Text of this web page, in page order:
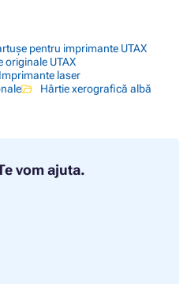
pentru imprimante UTAX
originale UTAX
Imprimante laser
Hârtie xerografică albă
vom ajuta.